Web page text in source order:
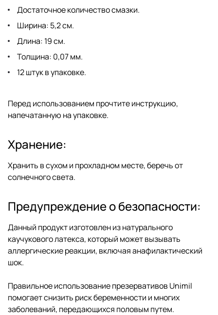
Достаточное количество смазки.
Ширина: 5,2 см.
Длина: 19 см.
Толщина: 0,07 мм.
12 штук в упаковке.
Перед использованием прочтите инструкцию,
напечатанную на упаковке.
Хранение:
Хранить в сухом и прохладном месте, беречь от
солнечного света.
Предупреждение о безопасности:
Данный продукт изготовлен из натурального
каучукового латекса, который может вызывать
аллергические реакции, включая анафилактический
шок.
Правильное использование презервативов Unimil
помогает снизить риск беременности и многих
заболеваний, передающихся половым путем.